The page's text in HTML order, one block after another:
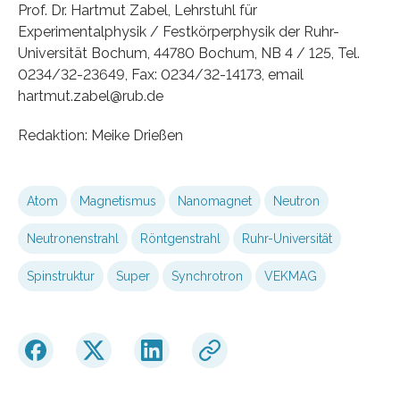
Prof. Dr. Hartmut Zabel, Lehrstuhl für
Experimentalphysik / Festkörperphysik der Ruhr-
Universität Bochum, 44780 Bochum, NB 4 / 125, Tel.
0234/32-23649, Fax: 0234/32-14173, email
hartmut.zabel@rub.de
Redaktion: Meike Drießen
Atom Magnetismus Nanomagnet Neutron
Neutronenstrahl Röntgenstrahl Ruhr-Universität
Spinstruktur Super Synchrotron VEKMAG